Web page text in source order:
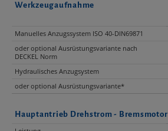
Werkzeugaufnahme
Manuelles Anzugssystem ISO 40-DIN69871
oder optional Ausrüstungsvariante nach
DECKEL Norm
Hydraulisches Anzugsystem
oder optional Ausrüstungsvariante*
Hauptantrieb Drehstrom - Bremsmotor